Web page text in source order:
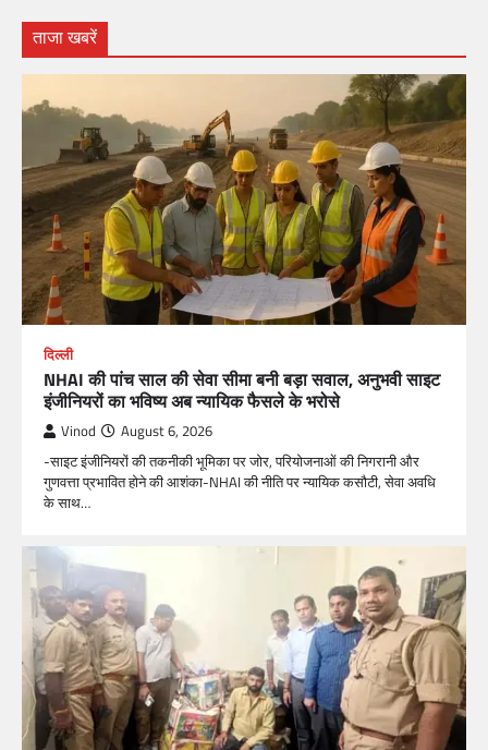
ताजा खबरें
दिल्ली
NHAI की पांच साल की सेवा सीमा बनी बड़ा सवाल, अनुभवी साइट
इंजीनियरों का भविष्य अब न्यायिक फैसले के भरोसे
Vinod August 6, 2026
-साइट इंजीनियरों की तकनीकी भूमिका पर जोर, परियोजनाओं की निगरानी और
गुणवत्ता प्रभावित होने की आशंका-NHAI की नीति पर न्यायिक कसौटी, सेवा अवधि
के साथ…